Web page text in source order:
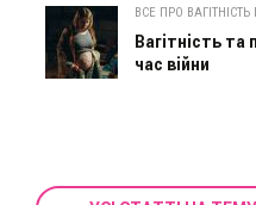
ВСЕ ПРО
Вагітність та
час війни